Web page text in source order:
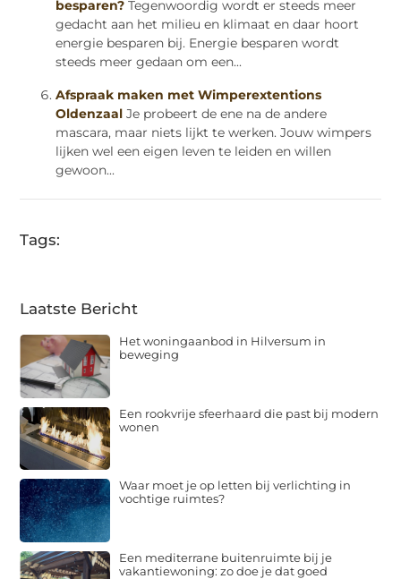
besparen? Tegenwoordig wordt er steeds meer
gedacht aan het milieu en klimaat en daar hoort
energie besparen bij. Energie besparen wordt
steeds meer gedaan om een...
Afspraak maken met Wimperextentions
Oldenzaal Je probeert de ene na de andere
mascara, maar niets lijkt te werken. Jouw wimpers
lijken wel een eigen leven te leiden en willen
gewoon...
Tags:
Laatste Bericht
Het woningaanbod in Hilversum in
beweging
Een rookvrije sfeerhaard die past bij modern
wonen
Waar moet je op letten bij verlichting in
vochtige ruimtes?
Een mediterrane buitenruimte bij je
vakantiewoning: zo doe je dat goed